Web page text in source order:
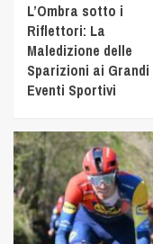
L’Ombra sotto i
Riflettori: La
Maledizione delle
Sparizioni ai Grandi
Eventi Sportivi